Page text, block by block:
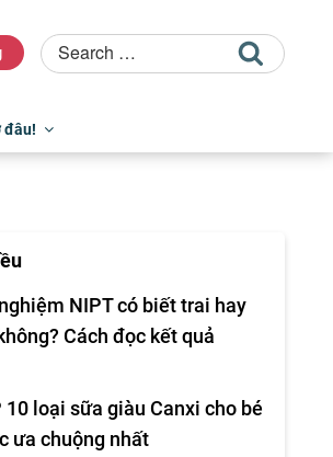
đâu!
NIPT có biết trai hay
Cách đọc kết quả
10 loại sữa giàu Canxi cho bé
ưa chuộng nhất